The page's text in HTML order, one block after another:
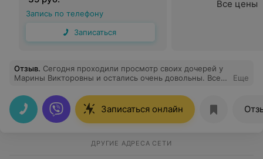
Запись по телефону
Записаться
Все цены
Отзыв. Сегодня проходили просмотр своих дочерей у
Марины Викторовны и остались очень довольны. Все
подробно провела осмотр и дала свои рекомендации,
просто и понятно отвечала на мои вопросы. Спасибо
Вам большое!
Еще
Записаться онлайн
ДРУГИЕ АДРЕСА СЕТИ